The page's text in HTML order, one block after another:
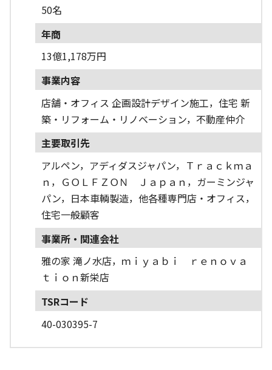
50名
年商
13億1,178万円
事業内容
店舗・オフィス 企画設計デザイン施工，住宅 新
築・リフォーム・リノベーション，不動産仲介
主要取引先
アルペン，アディダスジャパン，Ｔｒａｃｋｍａ
ｎ，ＧＯＬＦＺＯＮ Ｊａｐａｎ，ガーミンジャ
パン，日本車輌製造，他各種専門店・オフィス，
住宅一般顧客
事業所・関連会社
雅の家 滝ノ水店，ｍｉｙａｂｉ ｒｅｎｏｖａ
ｔｉｏｎ新栄店
TSRコード
40-030395-7